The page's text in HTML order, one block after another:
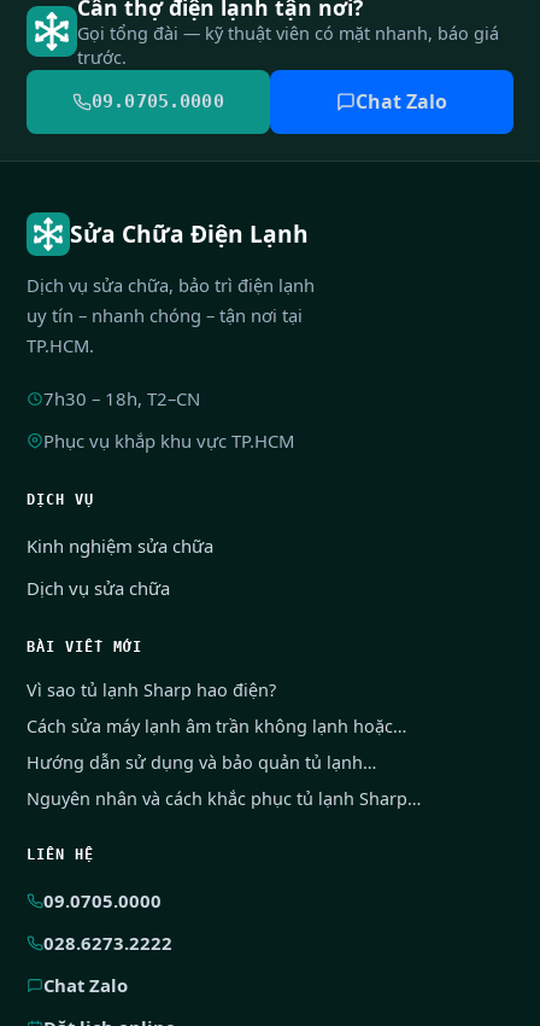
Cần thợ điện lạnh tận nơi?
Gọi tổng đài — kỹ thuật viên có mặt nhanh, báo giá
trước.
09.0705.0000 Chat Zalo
Sửa Chữa Điện Lạnh
Dịch vụ sửa chữa, bảo trì điện lạnh
uy tín – nhanh chóng – tận nơi tại
TP.HCM.
7h30 – 18h, T2–CN
Phục vụ khắp khu vực TP.HCM
DỊCH VỤ
Kinh nghiệm sửa chữa
Dịch vụ sửa chữa
BÀI VIẾT MỚI
Vì sao tủ lạnh Sharp hao điện?
Cách sửa máy lạnh âm trần không lạnh hoặc…
Hướng dẫn sử dụng và bảo quản tủ lạnh…
Nguyên nhân và cách khắc phục tủ lạnh Sharp…
LIÊN HỆ
09.0705.0000
028.6273.2222
Chat Zalo